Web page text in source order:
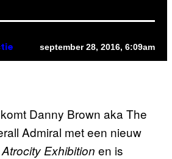
september 28, 2016, 6:09am
Danny Brown aka The
Admiral met een nieuw
Atrocity Exhibition en is